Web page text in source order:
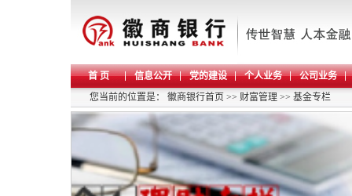
首 页 信息公开 党的建设 个人业务
公司业务
您当前的位置是： 徽商银行首页 >> 财富管理 >> 基金专栏